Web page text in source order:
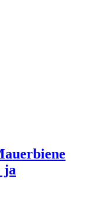
ja